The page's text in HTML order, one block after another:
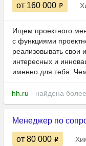
от 160 000
Ищем проектного
с функциями
реализовывать свои
интересных и
именно для тебя.
hh.ru - найдена
Менеджер по
от 80 000